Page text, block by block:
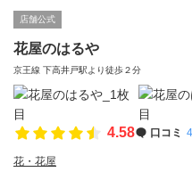
店舗公式
花屋のはるや
京王線 下高井戸駅より徒歩２分
4.58 口コミ
花・花屋